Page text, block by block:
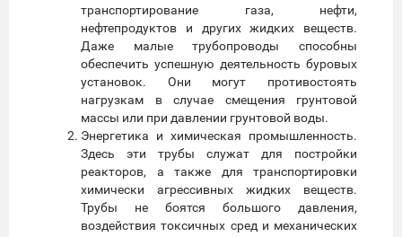
транспортирование газа, нефти,
нефтепродуктов и других жидких веществ.
Даже малые трубопроводы способны
обеспечить успешную деятельность буровых
установок. Они могут противостоять
нагрузкам в случае смещения грунтовой
массы или при давлении грунтовой воды.
Энергетика и химическая промышленность.
Здесь эти трубы служат для постройки
реакторов, а также для транспортировки
химически агрессивных жидких веществ.
Трубы не боятся большого давления,
воздействия токсичных сред и механических